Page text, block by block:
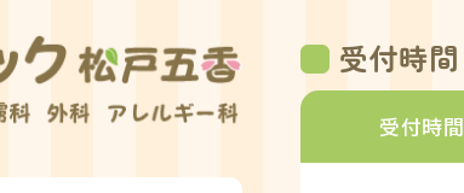
受付時間
受付時間